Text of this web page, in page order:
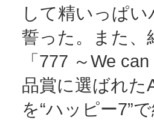
して精いっぱ
誓った。また、
「777 ～We
品賞に選ばれた
を“ハッピー7”